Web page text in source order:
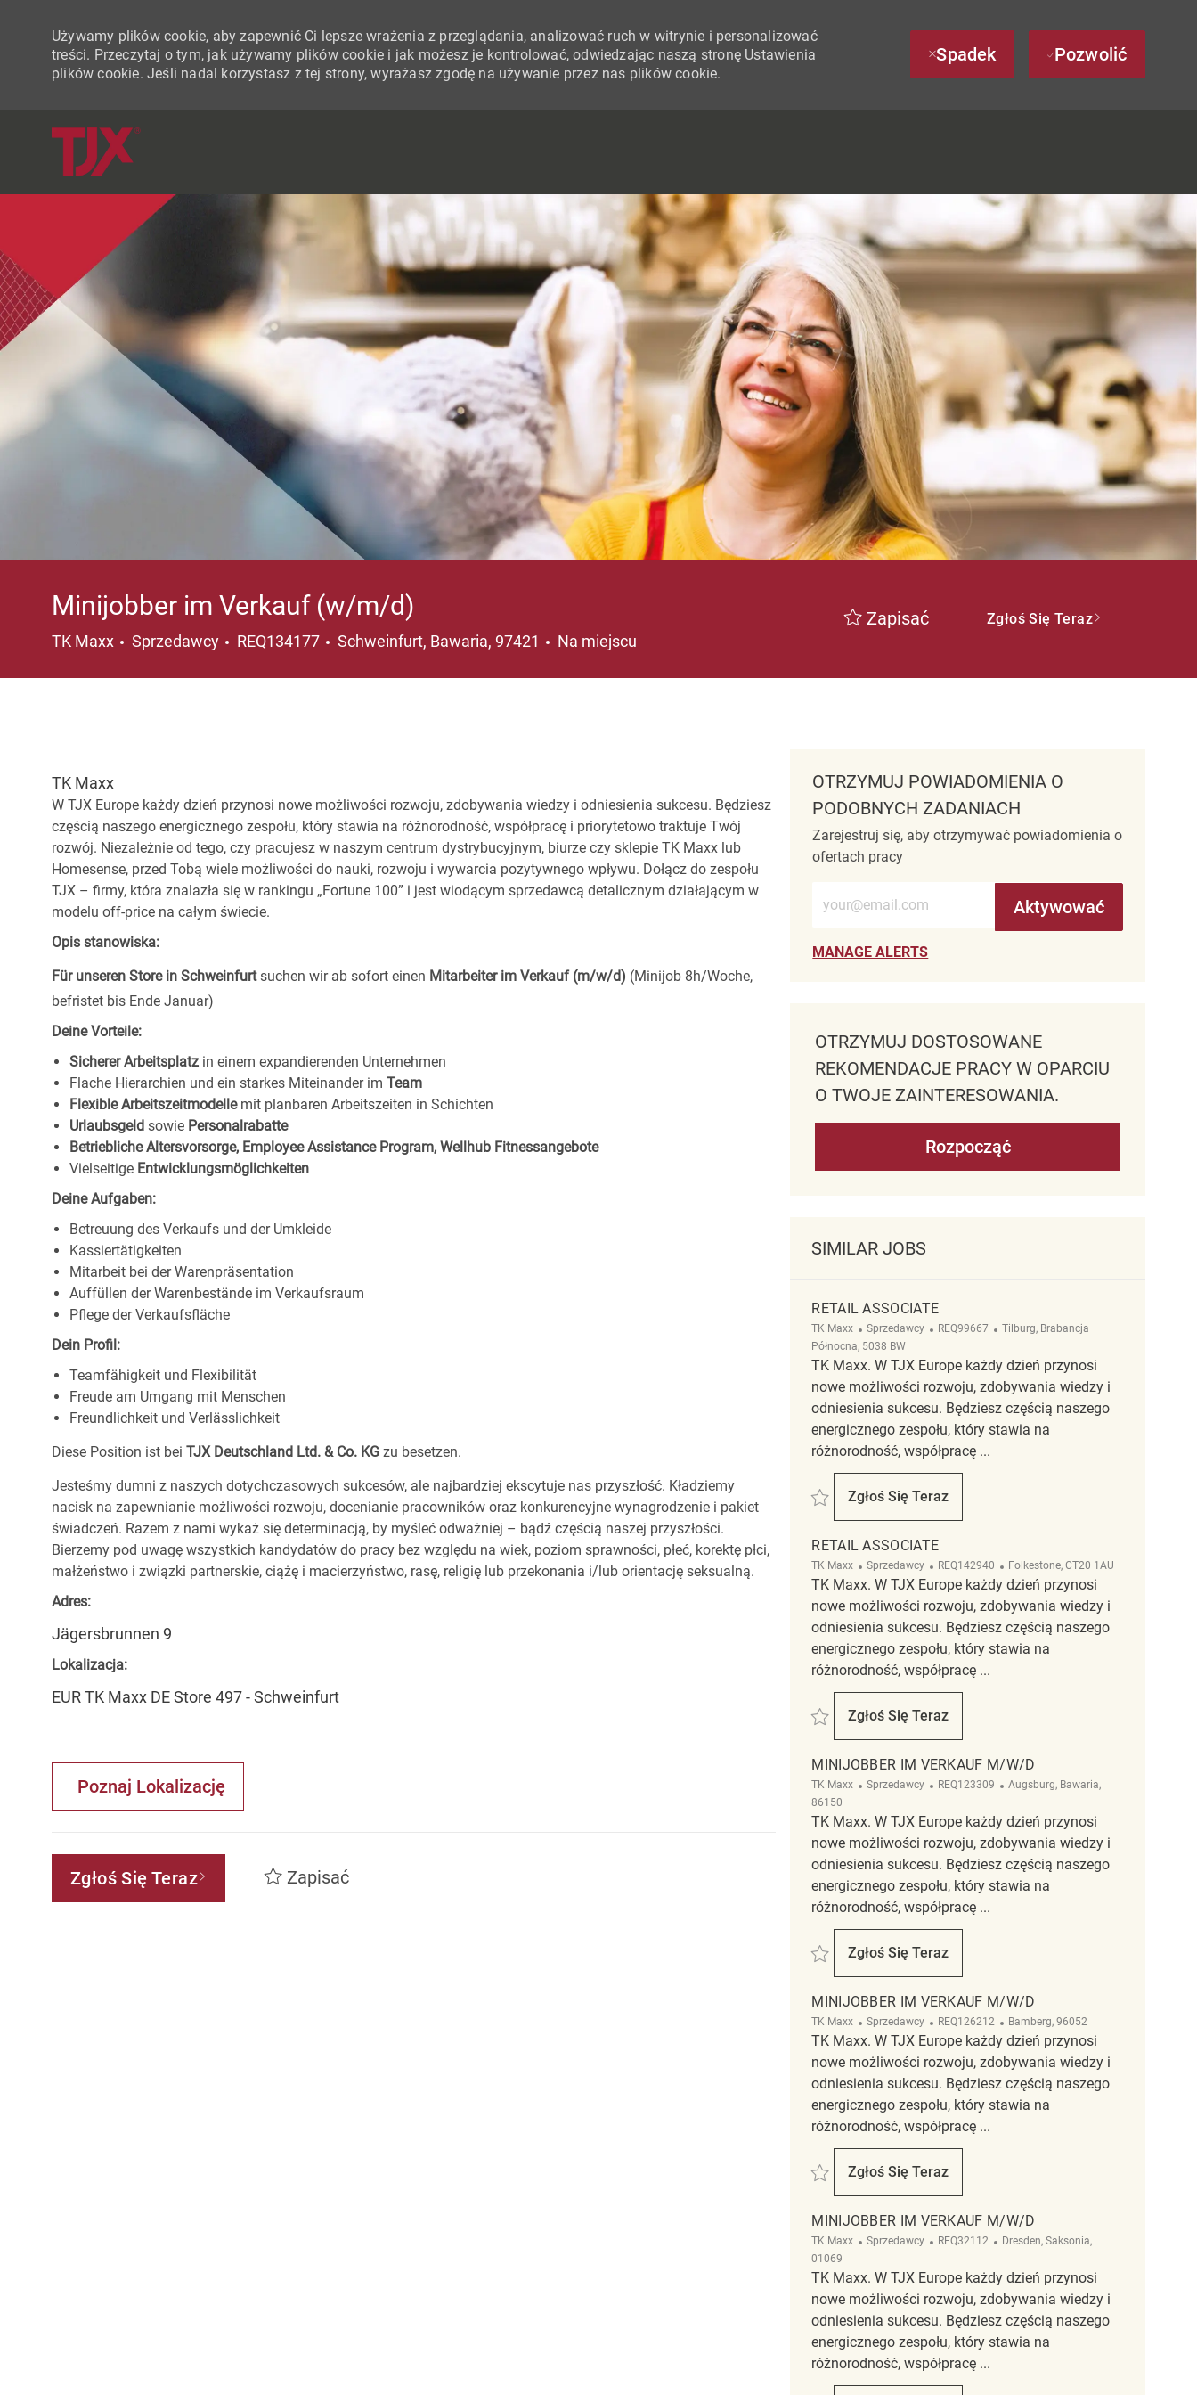
Używamy plików cookie, aby zapewnić Ci lepsze wrażenia z przeglądania, analizować ruch w witrynie i personalizować
treści. Przeczytaj o tym, jak używamy plików cookie i jak możesz je kontrolować, odwiedzając naszą stronę Ustawienia
plików cookie. Jeśli nadal korzystasz z tej strony, wyrażasz zgodę na używanie przez nas plików cookie.
Spadek Pozwolić
Minijobber im Verkauf (w/m/d)
TK Maxx Kategoria
Sprzedawcy REQ134177 Lokalizacja
Schweinfurt, Bawaria, 97421 Na miejscu
Zapisać Zgłoś Się Teraz
TK Maxx
W TJX Europe każdy dzień przynosi nowe możliwości rozwoju, zdobywania wiedzy i odniesienia sukcesu. Będziesz
częścią naszego energicznego zespołu, który stawia na różnorodność, współpracę i priorytetowo traktuje Twój
rozwój. Niezależnie od tego, czy pracujesz w naszym centrum dystrybucyjnym, biurze czy sklepie TK Maxx lub
Homesense, przed Tobą wiele możliwości do nauki, rozwoju i wywarcia pozytywnego wpływu. Dołącz do zespołu
TJX – firmy, która znalazła się w rankingu „Fortune 100” i jest wiodącym sprzedawcą detalicznym działającym w
modelu off-price na całym świecie.
Opis stanowiska:
Für unseren Store in Schweinfurt suchen wir ab sofort einen Mitarbeiter im Verkauf (m/w/d) (Minijob 8h/Woche,
befristet bis Ende Januar)
Deine Vorteile:
Sicherer Arbeitsplatz in einem expandierenden Unternehmen
Flache Hierarchien und ein starkes Miteinander im Team
Flexible Arbeitszeitmodelle mit planbaren Arbeitszeiten in Schichten
Urlaubsgeld sowie Personalrabatte
Betriebliche Altersvorsorge, Employee Assistance Program, Wellhub Fitnessangebote
Vielseitige Entwicklungsmöglichkeiten
Deine Aufgaben:
Betreuung des Verkaufs und der Umkleide
Kassiertätigkeiten
Mitarbeit bei der Warenpräsentation
Auffüllen der Warenbestände im Verkaufsraum
Pflege der Verkaufsfläche
Dein Profil:
Teamfähigkeit und Flexibilität
Freude am Umgang mit Menschen
Freundlichkeit und Verlässlichkeit
Diese Position ist bei TJX Deutschland Ltd. & Co. KG zu besetzen.
Jesteśmy dumni z naszych dotychczasowych sukcesów, ale najbardziej ekscytuje nas przyszłość. Kładziemy
nacisk na zapewnianie możliwości rozwoju, docenianie pracowników oraz konkurencyjne wynagrodzenie i pakiet
świadczeń. Razem z nami wykaż się determinacją, by myśleć odważniej – bądź częścią naszej przyszłości.
Bierzemy pod uwagę wszystkich kandydatów do pracy bez względu na wiek, poziom sprawności, płeć, korektę płci,
małżeństwo i związki partnerskie, ciążę i macierzyństwo, rasę, religię lub przekonania i/lub orientację seksualną.
Adres:
Jägersbrunnen 9
Lokalizacja:
EUR TK Maxx DE Store 497 - Schweinfurt
Poznaj Lokalizację
Zgłoś Się Teraz Zapisać
OTRZYMUJ POWIADOMIENIA O
PODOBNYCH ZADANIACH
Zarejestruj się, aby otrzymywać powiadomienia o
ofertach pracy
Wprowadź adres e-mail (wymagane)
Aktywować
MANAGE ALERTS
OTRZYMUJ DOSTOSOWANE
REKOMENDACJE PRACY W OPARCIU
O TWOJE ZAINTERESOWANIA.
Rozpocząć
SIMILAR JOBS
RETAIL ASSOCIATE
TK Maxx Kategoria
Sprzedawcy ReqId
REQ99667 Lokalizacja
Tilburg, Brabancja
Północna, 5038 BW
TK Maxx. W TJX Europe każdy dzień przynosi
nowe możliwości rozwoju, zdobywania wiedzy i
odniesienia sukcesu. Będziesz częścią naszego
energicznego zespołu, który stawia na
różnorodność, współpracę ...
Zapisać Retail Associate REQ99667
Zgłoś Się Teraz
Retail Associate
RETAIL ASSOCIATE
TK Maxx Kategoria
Sprzedawcy ReqId
REQ142940 Lokalizacja
Folkestone, CT20 1AU
TK Maxx. W TJX Europe każdy dzień przynosi
nowe możliwości rozwoju, zdobywania wiedzy i
odniesienia sukcesu. Będziesz częścią naszego
energicznego zespołu, który stawia na
różnorodność, współpracę ...
Zapisać Retail Associate REQ142940
Zgłoś Się Teraz
Retail Associate
MINIJOBBER IM VERKAUF M/W/D
TK Maxx Kategoria
Sprzedawcy ReqId
REQ123309 Lokalizacja
Augsburg, Bawaria,
86150
TK Maxx. W TJX Europe każdy dzień przynosi
nowe możliwości rozwoju, zdobywania wiedzy i
odniesienia sukcesu. Będziesz częścią naszego
energicznego zespołu, który stawia na
różnorodność, współpracę ...
Zapisać Minijobber im Verkauf m/w/d REQ123309
Zgłoś Się Teraz
Minijobber Im Verkauf M/w/d
MINIJOBBER IM VERKAUF M/W/D
TK Maxx Kategoria
Sprzedawcy ReqId
REQ126212 Lokalizacja
Bamberg, 96052
TK Maxx. W TJX Europe każdy dzień przynosi
nowe możliwości rozwoju, zdobywania wiedzy i
odniesienia sukcesu. Będziesz częścią naszego
energicznego zespołu, który stawia na
różnorodność, współpracę ...
Zapisać Minijobber im Verkauf m/w/d REQ126212
Zgłoś Się Teraz
Minijobber Im Verkauf M/w/d
MINIJOBBER IM VERKAUF M/W/D
TK Maxx Kategoria
Sprzedawcy ReqId
REQ32112 Lokalizacja
Dresden, Saksonia,
01069
TK Maxx. W TJX Europe każdy dzień przynosi
nowe możliwości rozwoju, zdobywania wiedzy i
odniesienia sukcesu. Będziesz częścią naszego
energicznego zespołu, który stawia na
różnorodność, współpracę ...